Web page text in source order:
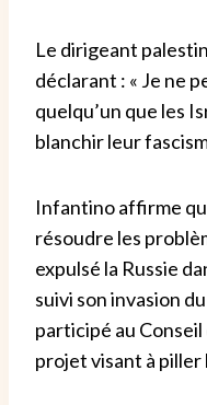
Le dirigeant
déclarant : « Je ne
quelqu’un que les
blanchir leur
Infantino affirme
résoudre les
expulsé la Russie
suivi son invasion
participé au Conseil
projet visant à piller